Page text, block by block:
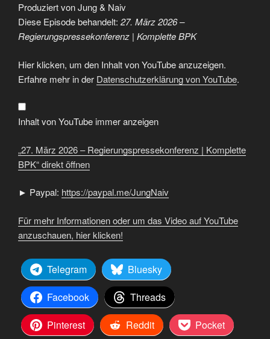
Produziert von Jung & Naiv
Diese Episode behandelt: 27. März 2026 –
Regierungspressekonferenz | Komplette BPK
„27.
März
2026
–
|
Komplette
BPK“
von
anzeigen
Hier klicken, um den Inhalt von YouTube anzuzeigen.
Erfahre mehr in der Datenschutzerklärung von YouTube.
Inhalt von YouTube immer anzeigen
„27. März 2026 – Regierungspressekonferenz | Komplette
BPK“ direkt öffnen
► Paypal: https://paypal.me/JungNaiv
Für mehr Informationen oder um das Video auf YouTube
anzuschauen, hier klicken!
Telegram
Bluesky
Facebook
Threads
Pinterest
Reddit
Pocket